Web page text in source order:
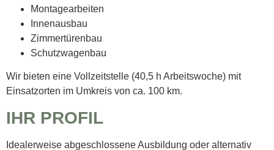
Montagearbeiten
Innenausbau
Zimmertürenbau
Schutzwagenbau
Wir bieten eine Vollzeitstelle (40,5 h Arbeitswoche) mit
Einsatzorten im Umkreis von ca. 100 km.
IHR PROFIL
Idealerweise abgeschlossene Ausbildung oder alternativ